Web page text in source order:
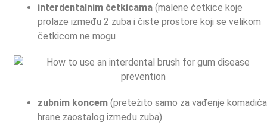
interdentalnim četkicama (malene četkice koje
prolaze između 2 zuba i čiste prostore koji se velikom
četkicom ne mogu
zubnim koncem (pretežito samo za vađenje komadića
hrane zaostalog između zuba)